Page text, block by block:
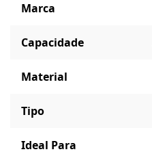
Marca
Capacidade
Material
Tipo
Ideal Para